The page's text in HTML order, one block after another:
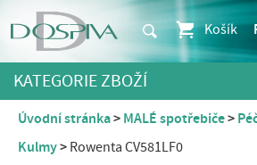
Košík
KATEGORIE ZBOŽÍ
Úvodní stránka MALÉ spotřebiče
Kulmy
Rowenta CV581LF0